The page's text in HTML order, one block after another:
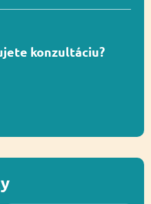
150 cm
konzultáciu?